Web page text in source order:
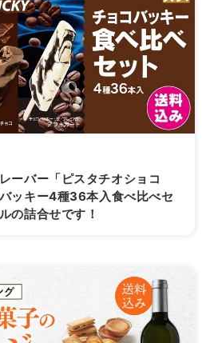
ーバー「ピスタチオショコ
ッキー4種36本入食べ比べセ
の詰合せです！